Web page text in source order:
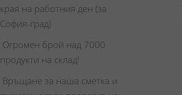
края на работния ден (за
София-град)
Огромен брой над 7000
продукти на склад!
Връщане за наша сметка и